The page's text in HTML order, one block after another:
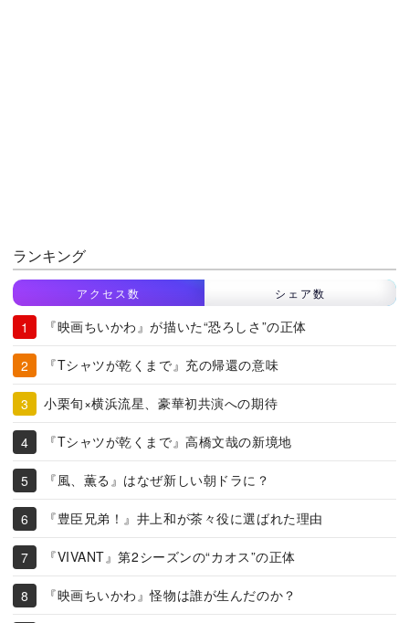
ランキング
アクセス数 シェア数
『映画ちいかわ』が描いた“恐ろしさ”の正体
『Tシャツが乾くまで』充の帰還の意味
小栗旬×横浜流星、豪華初共演への期待
『Tシャツが乾くまで』高橋文哉の新境地
『風、薫る』はなぜ新しい朝ドラに？
『豊臣兄弟！』井上和が茶々役に選ばれた理由
『VIVANT』第2シーズンの“カオス”の正体
『映画ちいかわ』怪物は誰が生んだのか？